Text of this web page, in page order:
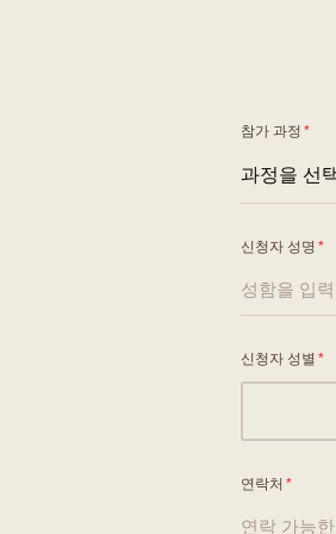
참가 과정 *
신청자 성명 *
신청자 성별 *
연락처 *